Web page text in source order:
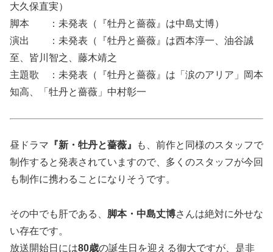
大久保直実）
脚本 ：未発表（『牡丹と薔薇』は中島丈博）
演出 ：未発表（『牡丹と薔薇』は西本淳一、油谷誠
至、皆川智之、藤木靖之
主題歌 ：未発表（『牡丹と薔薇』は「涙のアリア」岡本
知高、「牡丹と薔薇」中村彰一
昼ドラマ 『新・牡丹と薔薇』 も、 前作と同様のスタッフで
制作すると発表されていますので、多くのスタッフが今回
も制作に携わることになりそうです。
その中でも肝である、 脚本・中島丈博さんは絶対に外せな
い存在です。
放送開始日には80歳の誕生日を迎える御大ですが、是非